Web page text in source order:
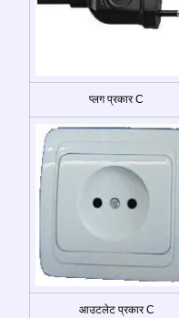
प्लग प्रकार C
आउटलेट प्रकार C